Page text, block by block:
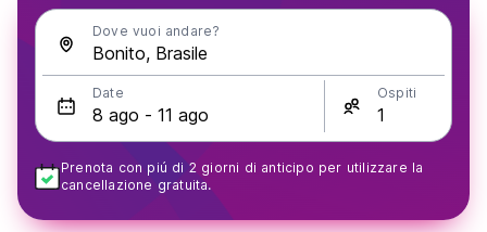
Dove vuoi andare?
Date Ospiti
Prenota con piú di 2 giorni di anticipo per utilizzare la
cancellazione gratuita.